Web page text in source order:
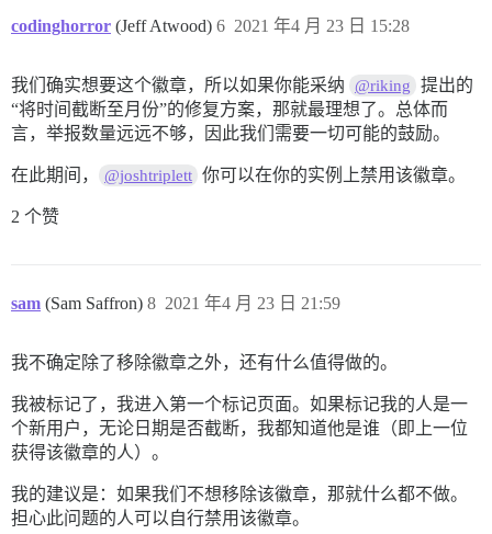
codinghorror (Jeff Atwood) 2021 年4 月 23 日 15:28
6
我们确实想要这个徽章，所以如果你能采纳 @riking
提出的
“将时间截断至月份”的修复方案，那就最理想了。总体而
言，举报数量远远不够，因此我们需要一切可能的鼓励。
在此期间， @joshtriplett 你可以在你的实例上禁用该徽章。
2 个赞
sam (Sam Saffron) 2021 年4 月 23 日 21:59
8
我不确定除了移除徽章之外，还有什么值得做的。
我被标记了，我进入第一个标记页面。如果标记我的人是一
个新用户，无论日期是否截断，我都知道他是谁（即上一位
获得该徽章的人）。
我的建议是：如果我们不想移除该徽章，那就什么都不做。
担心此问题的人可以自行禁用该徽章。